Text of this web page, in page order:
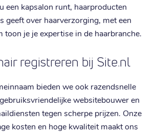
een kapsalon runt, haarproducten
geeft over haarverzorging, met een
toon je je expertise in de haarbranche.
registreren bij Site.nl
bieden we ook razendsnelle
websitebouwer en
tegen scherpe prijzen. Onze
kosten en hoge kwaliteit maakt ons